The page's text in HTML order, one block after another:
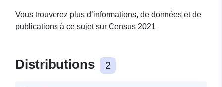
Vous trouverez plus d’informations, de données et de
publications à ce sujet sur Census 2021
Distributions 2